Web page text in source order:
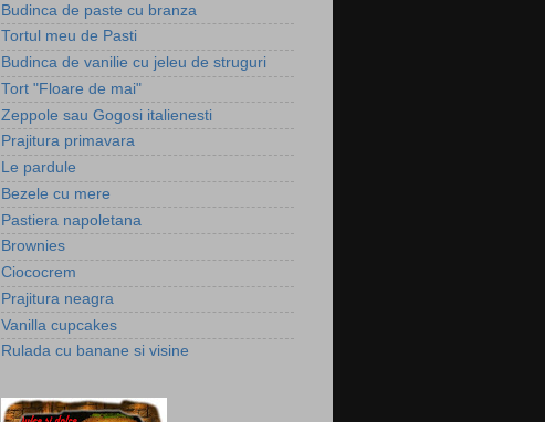
Budinca de paste cu branza
Tortul meu de Pasti
Budinca de vanilie cu jeleu de struguri
Tort "Floare de mai"
Zeppole sau Gogosi italienesti
Prajitura primavara
Le pardule
Bezele cu mere
Pastiera napoletana
Brownies
Ciococrem
Prajitura neagra
Vanilla cupcakes
Rulada cu banane si visine